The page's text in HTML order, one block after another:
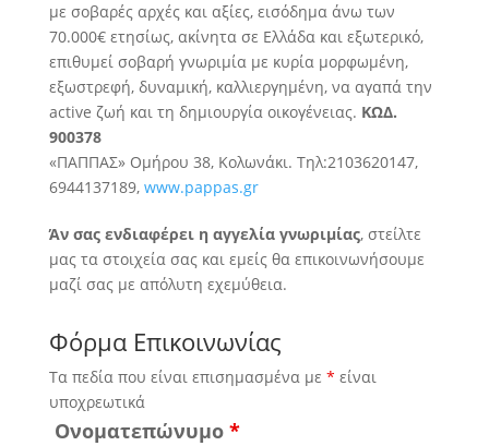
με σοβαρές αρχές και αξίες, εισόδημα άνω των
70.000€ ετησίως, ακίνητα σε Ελλάδα και εξωτερικό,
επιθυμεί σοβαρή γνωριμία με κυρία μορφωμένη,
εξωστρεφή, δυναμική, καλλιεργημένη, να αγαπά την
active ζωή και τη δημιουργία οικογένειας. ΚΩΔ.
900378
«ΠΑΠΠΑΣ» Ομήρου 38, Κολωνάκι. Τηλ:2103620147,
6944137189, www.pappas.gr
Άν σας ενδιαφέρει η αγγελία γνωριμίας, στείλτε
μας τα στοιχεία σας και εμείς θα επικοινωνήσουμε
μαζί σας με απόλυτη εχεμύθεια.
Φόρμα Επικοινωνίας
Τα πεδία που είναι επισημασμένα με * είναι
υποχρεωτικά
Ονοματεπώνυμο *